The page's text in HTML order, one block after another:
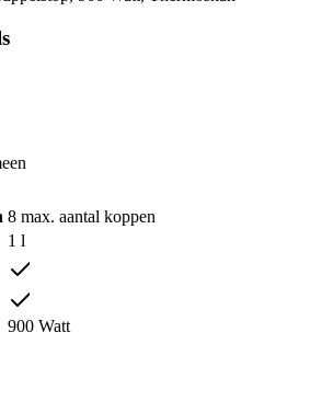
8 max. aantal koppen
1 l
900 Watt